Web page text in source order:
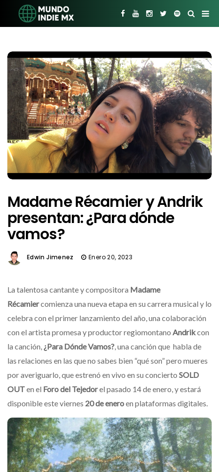
Madame Récamier y Andrik
presentan: ¿Para dónde
vamos?
Edwin Jimenez Enero 20, 2023
La talentosa cantante y compositora Madame
Récamiercomienza una nueva etapa en su carrera musical y lo
celebra con el primer lanzamiento del año, una colaboración
con el artista promesa y productor regiomontano Andrikcon
la canción, ¿Para Dónde Vamos?, una canción que habla de
las relaciones en las que no sabes bien “qué son” pero mueres
por averiguarlo, que estrenó en vivo en su concierto SOLD
OUTen el Foro del Tejedorel pasado 14 de enero, y estará
disponible este viernes 20 de eneroen plataformas digitales.